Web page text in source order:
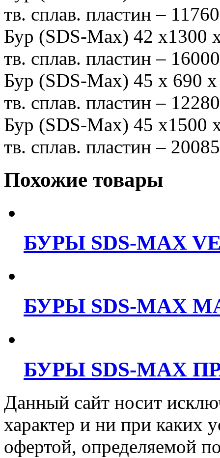
тв. сплав. пластин –
Бур (SDS-Мах) 42
тв. сплав. пластин –
Бур (SDS-Max) 45 х 690
тв. сплав. пластин –
Бур (SDS-Max) 45
тв. сплав. пластин –
Похожие товары
БУРЫ SDS-MAX
БУРЫ SDS-MAX
БУРЫ SDS-MAX
Данный сайт носит
характер и ни при каких
офертой, определяемой